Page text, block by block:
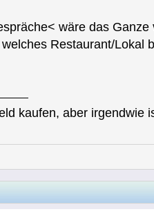
wäre das
Restaurant/Lokal
kaufen, aber irgendwie